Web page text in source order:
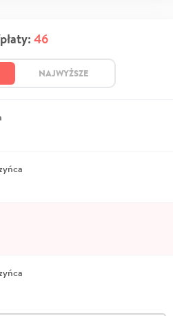
46
NAJWYŻSZE